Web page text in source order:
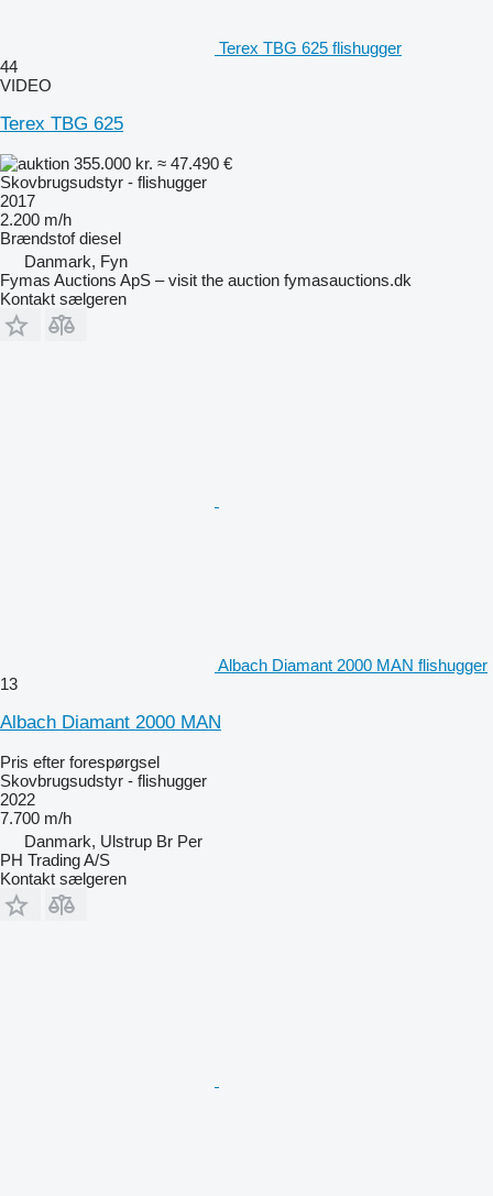
Terex TBG 625 flishugger
44
VIDEO
Terex TBG 625
355.000 kr. ≈ 47.490 €
Skovbrugsudstyr - flishugger
2017
2.200 m/h
Brændstof diesel
Danmark, Fyn
Fymas Auctions ApS – visit the auction fymasauctions.dk
Kontakt sælgeren
Albach Diamant 2000 MAN flishugger
13
Albach Diamant 2000 MAN
Pris efter forespørgsel
Skovbrugsudstyr - flishugger
2022
7.700 m/h
Danmark, Ulstrup Br Per
PH Trading A/S
Kontakt sælgeren